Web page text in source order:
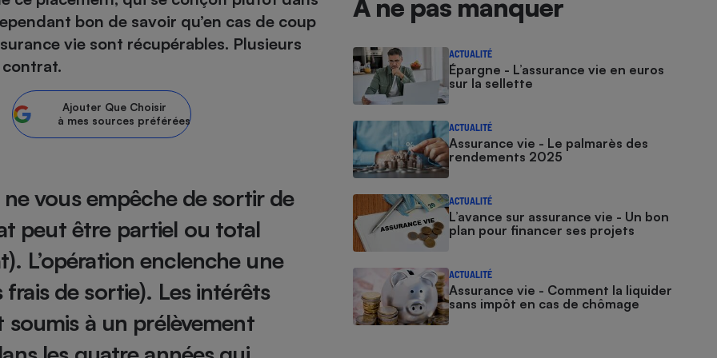
bon de savoir qu’en cas de coup
vie sont récupérables. Plusieurs
contrat.
Ajouter Que Choisir
à mes sources préférées
vous empêche de sortir de
peut être partiel ou total
L’opération enclenche une
de sortie). Les intérêts
soumis à un prélèvement
À ne pas manquer
ACTUALITÉ
Épargne - L’assurance vie en euros
sur la sellette
ACTUALITÉ
Assurance vie - Le palmarès des
rendements 2025
ACTUALITÉ
L’avance sur assurance vie - Un bon
plan pour financer ses projets
ACTUALITÉ
Assurance vie - Comment la liquider
sans impôt en cas de chômage
Circuits courts et
alimentation locale
Banque en ligne
sèche-linge
congélateur
Panneaux
photovoltaïques
smartphone
multifonction
nettoyeur haute
mutuelle
des devis d’opticiens
santé
Obsèques - Pompes
funèbres
Puériculture - Produit
pour bébé